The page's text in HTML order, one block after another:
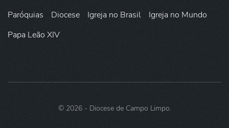
Paróquias Diocese Igreja no Brasil
Igreja no Mundo
Papa Leão XIV
© 2026- Diocese de Campo Limpo.